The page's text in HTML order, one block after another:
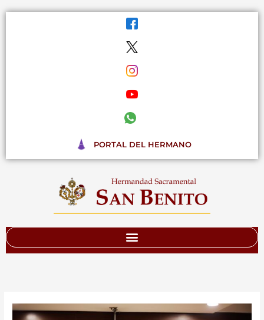
PORTAL DEL HERMANO